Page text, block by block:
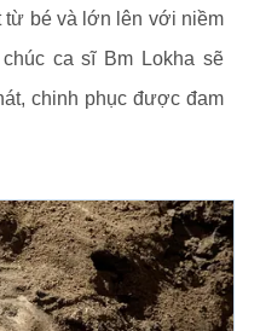
bé và lớn lên với niềm
ca sĩ Bm Lokha sẽ
chinh phục được đam